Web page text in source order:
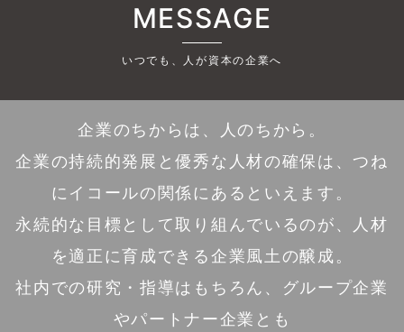
MESSAGE
いつでも、人が資本の企業へ
企業のちからは、人のちから。
企業の持続的発展と優秀な人材の確保は、つね
にイコールの関係にあるといえます。
永続的な目標として取り組んでいるのが、人材
を適正に育成できる企業風土の醸成。
社内での研究・指導はもちろん、グループ企業
やパートナー企業とも